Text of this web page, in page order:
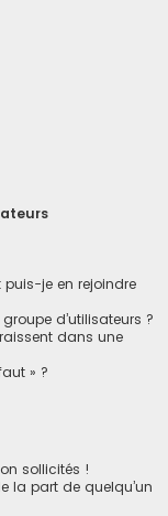
puis-je en rejoindre
d’utilisateurs ?
dans une
» ?
sollicités !
la part de quelqu’un